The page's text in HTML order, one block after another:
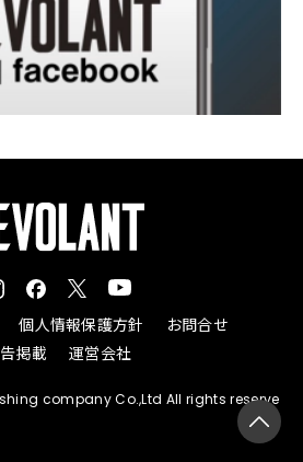
個人情報保護方針
お問合せ
掲載
運営会社
company Co.,Ltd All rights reserve